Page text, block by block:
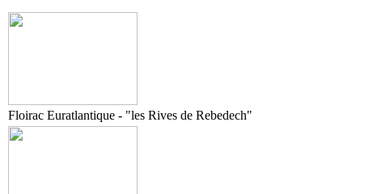
Floirac Euratlantique - "les Rives de Rebedech"